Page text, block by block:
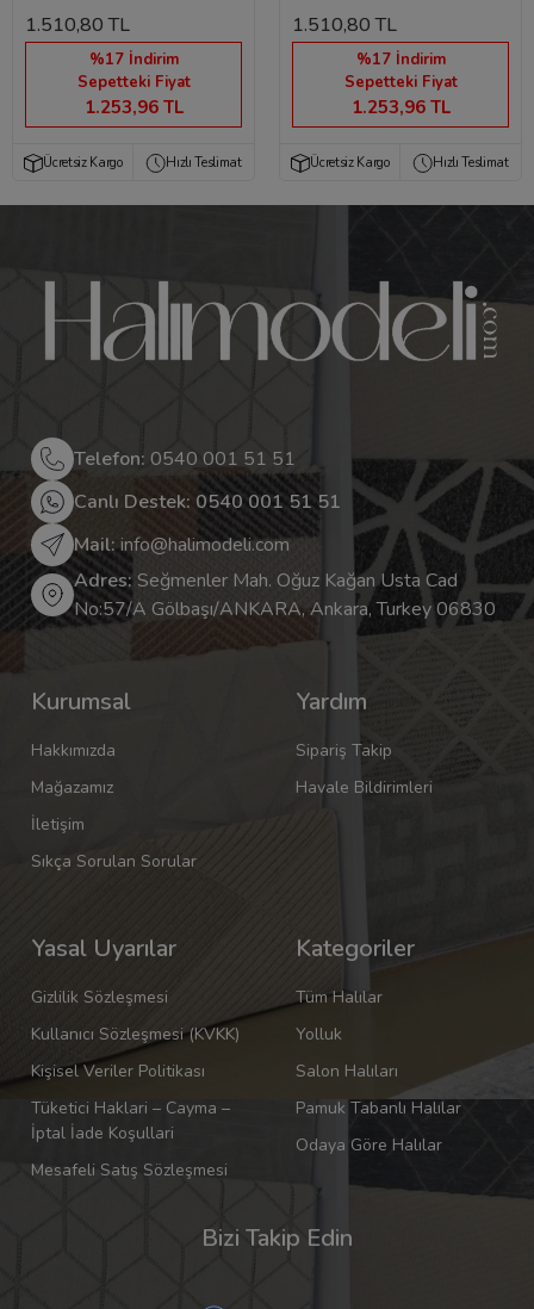
1.510,80 TL
%17 İndirim
Sepetteki Fiyat
1.253,96 TL
Ücretsiz Kargo Hızlı Teslimat
1.510,80 TL
%17 İndirim
Sepetteki Fiyat
1.253,96 TL
Ücretsiz Kargo Hızlı Teslimat
Telefon: 0540 001 51 51
Canlı Destek: 0540 001 51 51
Mail:info@halimodeli.com
Adres: Seğmenler Mah. Oğuz Kağan Usta Cad
No:57/A Gölbaşı/ANKARA, Ankara, Turkey 06830
Kurumsal
Hakkımızda
Mağazamız
İletişim
Sıkça Sorulan Sorular
Yardım
Sipariş Takip
Havale Bildirimleri
Yasal Uyarılar
Gizlilik Sözleşmesi
Kullanıcı Sözleşmesi (KVKK)
Kişisel Veriler Politikası
Tüketici Haklari – Cayma –
İptal İade Koşullari
Mesafeli Satış Sözleşmesi
Kategoriler
Tüm Halılar
Yolluk
Salon Halıları
Pamuk Tabanlı Halılar
Odaya Göre Halılar
Bizi Takip Edin